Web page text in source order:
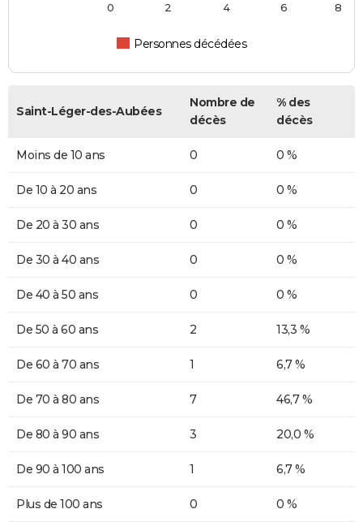
Personnes décédées
0 2 4 6 8
Saint-Léger-des-Aubées
Nombre de
décès
% des
décès
Moins de 10 ans 0 0 %
De 10 à 20 ans 0 0 %
De 20 à 30 ans 0 0 %
De 30 à 40 ans 0 0 %
De 40 à 50 ans 0 0 %
De 50 à 60 ans 2 13,3 %
De 60 à 70 ans 1 6,7 %
De 70 à 80 ans 7 46,7 %
De 80 à 90 ans 3 20,0 %
De 90 à 100 ans 1 6,7 %
Plus de 100 ans 0 0 %